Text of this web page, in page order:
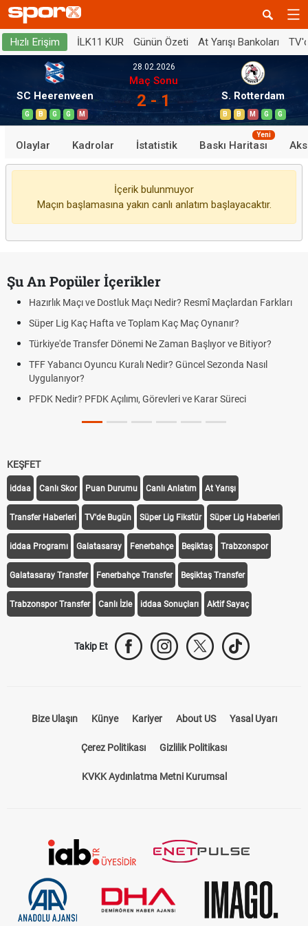
Hızlı Erişim İLK11 KUR Günün Özeti At Yarışı Bankoları
SC Heerenveen
G B G G M
28.02.2026
Maç Sonu
2 - 1 S. Rotterdam
B B M G G
Olaylar Kadrolar İstatistik Baskı Haritası
Yeni
İçerik bulunmuyor
Maçın başlamasına yakın canlı anlatım başlayacaktır.
Şu An Popüler İçerikler
Hazırlık Maçı ve Dostluk Maçı Nedir? Resmî Maçlardan Farkları
Süper Lig Kaç Hafta ve Toplam Kaç Maç Oynanır?
Türkiye'de Transfer Dönemi Ne Zaman Başlıyor ve Bitiyor?
TFF Yabancı Oyuncu Kuralı Nedir? Güncel Sezonda Nasıl
Uygulanıyor?
PFDK Nedir? PFDK Açılımı, Görevleri ve Karar Süreci
KEŞFET
iddaa Canlı Skor Puan Durumu Canlı Anlatım At Yarışı
Transfer Haberleri TV'de Bugün Süper Lig Fikstür Süper Lig Haberleri
iddaa Programı Galatasaray Fenerbahçe Beşiktaş Trabzonspor
Galatasaray Transfer Fenerbahçe Transfer Beşiktaş Transfer
Trabzonspor Transfer Canlı İzle iddaa Sonuçları Aktif Sayaç
Takip Et
Bize Ulaşın Künye Kariyer About US Yasal Uyarı
Çerez Politikası Gizlilik Politikası
KVKK Aydınlatma Metni Kurumsal